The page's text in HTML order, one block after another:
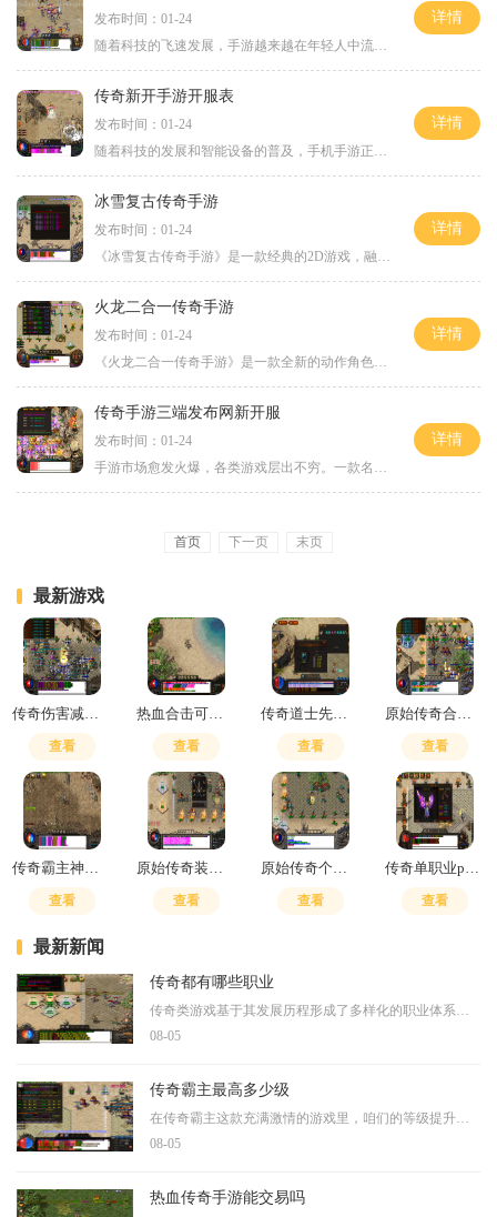
发布时间：01-24
随着科技的飞速发展，手游越来越在年轻人中流行起来。而在众多手游中，复古金币传奇手游无疑是一款独具特色的游戏。它以其别致的画面、丰富的玩法和创新的游戏机制，成为了许
详情
传奇新开手游开服表
发布时间：01-24
随着科技的发展和智能设备的普及，手机手游正逐渐成为人们闲暇娱乐的首选。无论是在地铁上还是在家中，只需要一部手机，就可以随时随地畅玩各种精彩的手游。而传奇新开手游成
详情
冰雪复古传奇手游
发布时间：01-24
《冰雪复古传奇手游》是一款经典的2D游戏，融入了传奇的元素，让玩家能够体验到真正的传奇乐趣。这款游戏以角色扮演为主题，拥有万人在线和玩家互动的特点，让玩家们能够与其他
详情
火龙二合一传奇手游
发布时间：01-24
《火龙二合一传奇手游》是一款全新的动作角色扮演手游。游戏以其精美的画面、刺激的战斗和丰富的玩法吸引着无数玩家的眼球。本文将为您详细介绍游戏的具体玩法，让您更好地了
详情
传奇手游三端发布网新开服
发布时间：01-24
手游市场愈发火爆，各类游戏层出不穷。一款名震江湖多年的经典游戏再度重出江湖，让广大传奇迷们再次沉浸在那个熟悉而激动人心的游戏世界中。这款传奇手游三端发布网新开服的
详情
首页 下一页 末页
最新游戏
传奇伤害减免怎么计算
查看
热血合击可以搬砖吗
查看
传奇道士先升级毒还是狗
查看
原始传奇合成绿玉屠龙怎么获得的
查看
传奇霸主神器合成技巧攻略
查看
原始传奇装备怎么融合
查看
原始传奇个人副本有几个
查看
传奇单职业pk手法
查看
最新新闻
传奇都有哪些职业
08-05
传奇霸主最高多少级
08-05
热血传奇手游能交易吗